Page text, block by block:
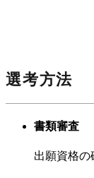
選考方法
書類審査
出願資格の